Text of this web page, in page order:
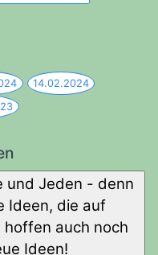
14.02.2024
und Jeden - denn
Ideen, die auf
auch noch
Ideen!